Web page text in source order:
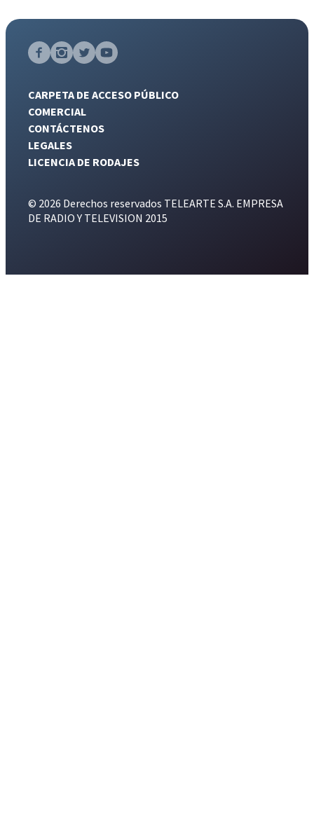
CARPETA DE ACCESO PÚBLICO
COMERCIAL
CONTÁCTENOS
LEGALES
LICENCIA DE RODAJES
© 2026 Derechos reservados TELEARTE S.A. EMPRESA
DE RADIO Y TELEVISION 2015